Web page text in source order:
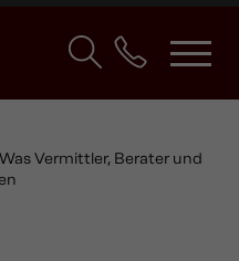
Vermittler, Berater und